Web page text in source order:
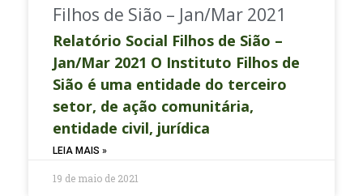
Filhos de Sião – Jan/Mar 2021
Relatório Social Filhos de Sião –
Jan/Mar 2021 O Instituto Filhos de
Sião é uma entidade do terceiro
setor, de ação comunitária,
entidade civil, jurídica
LEIA MAIS »
19 de maio de 2021